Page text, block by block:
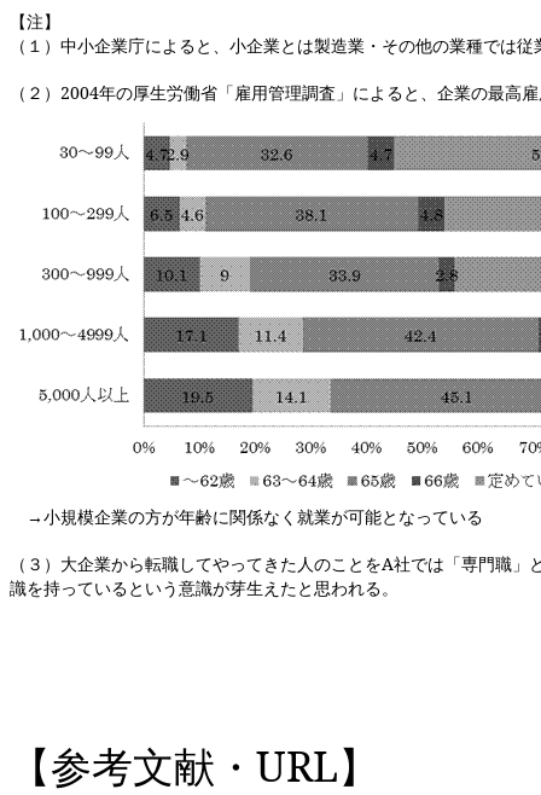
【注】
（１）中小企業庁によると、小企業とは製造業・その他の業種では従
（２） 2004年の厚生労働省「雇用管理調査」によると、企業の最高
→小規模企業の方が年齢に関係なく就業が可能となっている
（３）大企業から転職してやってきた人のことをA社では「専門職」
識を持っているという意識が芽生えたと思われる。
【参考文献・ URL】